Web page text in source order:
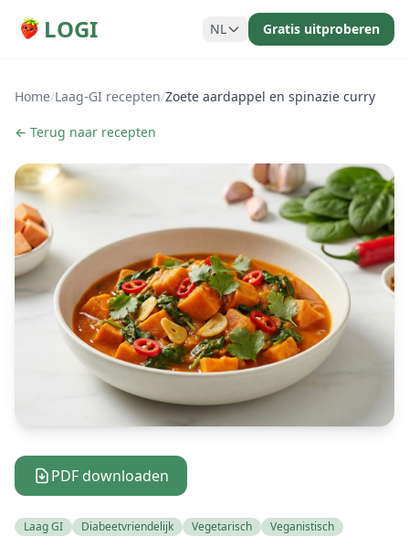
LOGI NL Gratis uitproberen
Home/Laag-GI recepten/Zoete aardappel en spinazie curry
← Terug naar recepten
PDF downloaden
Laag GI Diabeetvriendelijk Vegetarisch
Veganistisch